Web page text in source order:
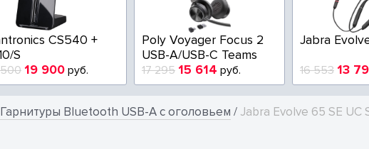
Poly Blackwire 3210-A
3 800 3 100
EPOS IMPACT SC 230
USB
9 729 6 005 9
Гарнитуры Bluetooth USB-A с оголовьем / Jabra Evolve 65 SE UC